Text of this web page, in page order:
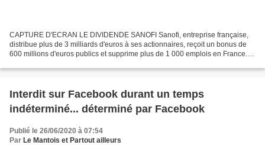
CAPTURE D'ECRAN LE DIVIDENDE SANOFI Sanofi, entreprise française,
distribue plus de 3 milliards d'euros à ses actionnaires, reçoit un bonus de
600 millions d'euros publics et supprime plus de 1 000 emplois en France.
Interdit sur Facebook durant un temps
indéterminé... déterminé par Facebook
Publié le 26/06/2020 à 07:54
Par Le Mantois et Partout ailleurs